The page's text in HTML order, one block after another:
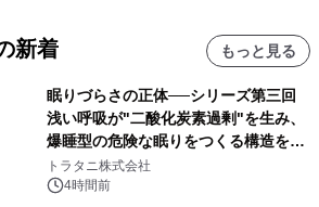
新着 もっと見る
眠りづらさの正体──シリーズ第三回
浅い呼吸が"二酸化炭素過剰"を生み、
爆睡型の危険な眠りをつくる構造を解
説
トラタニ株式会社
4時間前